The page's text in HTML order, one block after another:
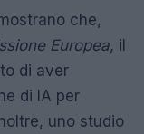
che,
Europea, il
di aver
di IA per
uno studio